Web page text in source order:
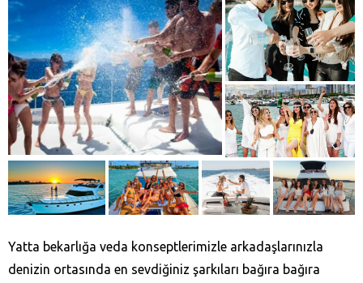
Yatta bekarlığa veda konseptlerimizle arkadaşlarınızla
denizin ortasında en sevdiğiniz şarkıları bağıra bağıra